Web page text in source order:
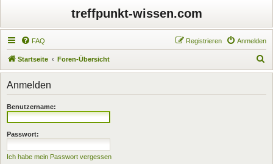
treffpunkt-wissen.com
FAQ Anmelden
Registrieren
Startseite Foren-Übersicht
u
Anmelden
Benutzername:
Passwort:
Ich habe mein Passwort vergessen